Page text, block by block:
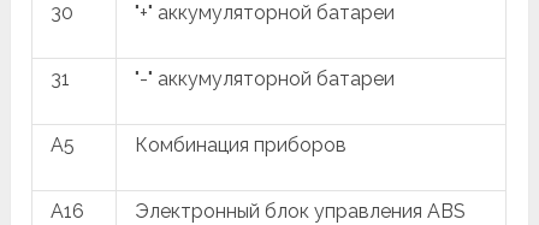
30 "+" аккумуляторной батареи
31 "-" аккумуляторной батареи
A5 Комбинация приборов
A16 Электронный блок управления ABS